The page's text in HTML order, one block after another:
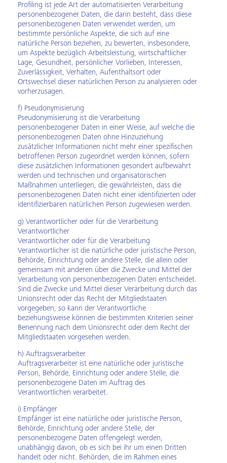
Profiling ist jede Art der automatisierten Verarbeitung
personenbezogener Daten, die darin besteht, dass diese
personenbezogenen Daten verwendet werden, um
bestimmte persönliche Aspekte, die sich auf eine
natürliche Person beziehen, zu bewerten, insbesondere,
um Aspekte bezüglich Arbeitsleistung, wirtschaftlicher
Lage, Gesundheit, persönlicher Vorlieben, Interessen,
Zuverlässigkeit, Verhalten, Aufenthaltsort oder
Ortswechsel dieser natürlichen Person zu analysieren oder
vorherzusagen.
f) Pseudonymisierung
Pseudonymisierung ist die Verarbeitung
personenbezogener Daten in einer Weise, auf welche die
personenbezogenen Daten ohne Hinzuziehung
zusätzlicher Informationen nicht mehr einer spezifischen
betroffenen Person zugeordnet werden können, sofern
diese zusätzlichen Informationen gesondert aufbewahrt
werden und technischen und organisatorischen
Maßnahmen unterliegen, die gewährleisten, dass die
personenbezogenen Daten nicht einer identifizierten oder
identifizierbaren natürlichen Person zugewiesen werden.
g) Verantwortlicher oder für die Verarbeitung
Verantwortlicher
Verantwortlicher oder für die Verarbeitung
Verantwortlicher ist die natürliche oder juristische Person,
Behörde, Einrichtung oder andere Stelle, die allein oder
gemeinsam mit anderen über die Zwecke und Mittel der
Verarbeitung von personenbezogenen Daten entscheidet.
Sind die Zwecke und Mittel dieser Verarbeitung durch das
Unionsrecht oder das Recht der Mitgliedstaaten
vorgegeben, so kann der Verantwortliche
beziehungsweise können die bestimmten Kriterien seiner
Benennung nach dem Unionsrecht oder dem Recht der
Mitgliedstaaten vorgesehen werden.
h) Auftragsverarbeiter
Auftragsverarbeiter ist eine natürliche oder juristische
Person, Behörde, Einrichtung oder andere Stelle, die
personenbezogene Daten im Auftrag des
Verantwortlichen verarbeitet.
i) Empfänger
Empfänger ist eine natürliche oder juristische Person,
Behörde, Einrichtung oder andere Stelle, der
personenbezogene Daten offengelegt werden,
unabhängig davon, ob es sich bei ihr um einen Dritten
handelt oder nicht. Behörden, die im Rahmen eines